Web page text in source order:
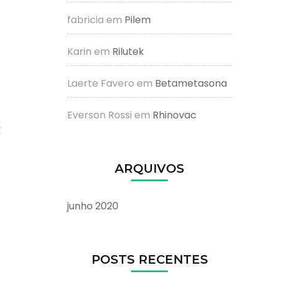
fabricia em Pilem
Karin em Rilutek
Laerte Favero em Betametasona
Everson Rossi em Rhinovac
ARQUIVOS
junho 2020
POSTS RECENTES